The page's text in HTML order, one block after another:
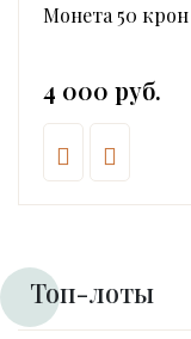
Монета 50 крон
4 000 руб.
Топ-лоты